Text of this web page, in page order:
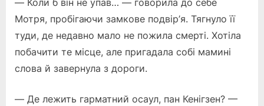
— Коли б він не упав… — говорила до себе
Мотря, пробігаючи замкове подвір’я. Тягнуло її
туди, де недавно мало не пожила смерті. Хотіла
побачити те місце, але пригадала собі мамині
слова й завернула з дороги.
— Де лежить гарматний осаул, пан Кенігзен? —